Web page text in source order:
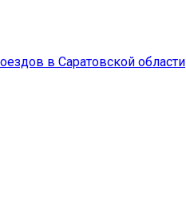
в Саратовской области